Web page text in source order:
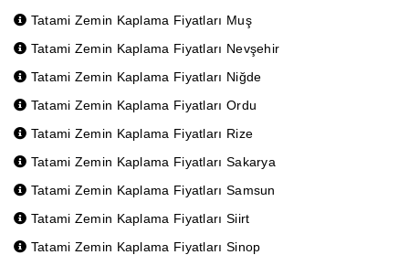
Tatami Zemin Kaplama Fiyatları Muş
Tatami Zemin Kaplama Fiyatları Nevşehir
Tatami Zemin Kaplama Fiyatları Niğde
Tatami Zemin Kaplama Fiyatları Ordu
Tatami Zemin Kaplama Fiyatları Rize
Tatami Zemin Kaplama Fiyatları Sakarya
Tatami Zemin Kaplama Fiyatları Samsun
Tatami Zemin Kaplama Fiyatları Siirt
Tatami Zemin Kaplama Fiyatları Sinop